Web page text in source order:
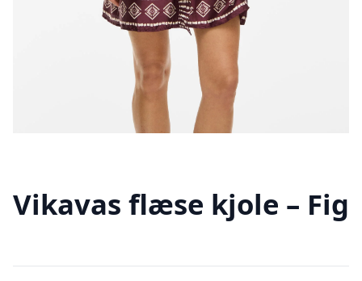
Vikavas flæse kjole – Fig